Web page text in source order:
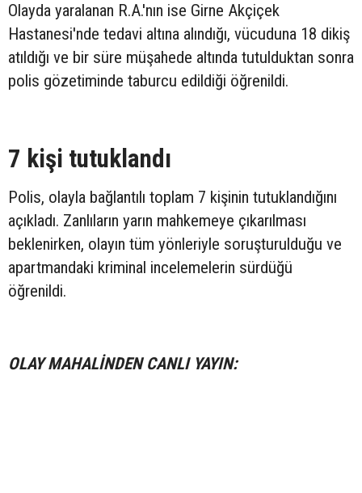
Olayda yaralanan R.A.'nın ise Girne Akçiçek
Hastanesi'nde tedavi altına alındığı, vücuduna 18 dikiş
atıldığı ve bir süre müşahede altında tutulduktan sonra
polis gözetiminde taburcu edildiği öğrenildi.
7 kişi tutuklandı
Polis, olayla bağlantılı toplam 7 kişinin tutuklandığını
açıkladı. Zanlıların yarın mahkemeye çıkarılması
beklenirken, olayın tüm yönleriyle soruşturulduğu ve
apartmandaki kriminal incelemelerin sürdüğü
öğrenildi.
OLAY MAHALİNDEN CANLI YAYIN: